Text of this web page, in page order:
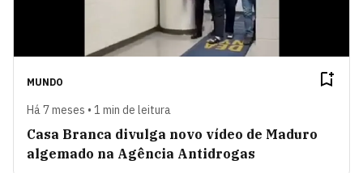
MUNDO
Há 7 meses • 1 min de leitura
Casa Branca divulga novo vídeo de Maduro
algemado na Agência Antidrogas